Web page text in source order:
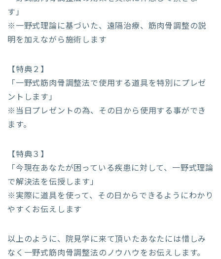
す」
※一野式理論に基づいた、遠隔治療、筋肉骨調整の説
明を加えながら施術します
【特典２】
「一野式筋肉骨調整法で使用する道具を特別にプレゼ
ントします」
※当日プレゼントの為、その日から使用する事ができ
ます。
【特典３】
「今現在あなたが困っている疾患に対して、一野式理論
で解決法を伝授します」
※実際に道具を使って、その日からできるようにわかり
やすくお伝えします
以上のように、院見学に来て頂いたあなたには惜しみ
なく一野式筋肉骨調整法のノウハウをお伝えします。